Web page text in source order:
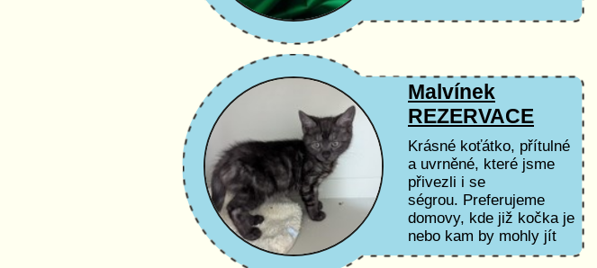
Malvínek
REZERVACE
Krásné koťátko, přítulné
a uvrněné, které jsme
přivezli i se
ségrou. Preferujeme
domovy, kde již kočka je
nebo kam by mohly jít
koťátka spolu.